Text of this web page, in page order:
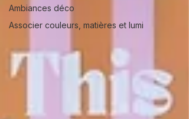
Ambiances déco
Associer couleurs, matières et lumi